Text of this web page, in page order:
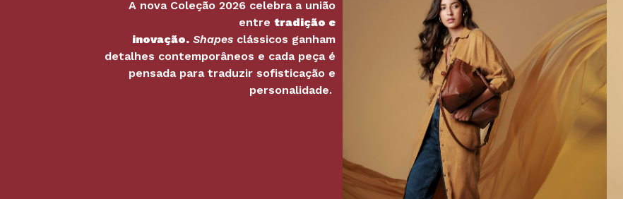
A nova Coleção 2026 celebra a união
entretradição e
inovação. Shapes clássicos ganham
detalhes contemporâneos e cada peça é
pensada para traduzir sofisticação e
personalidade.